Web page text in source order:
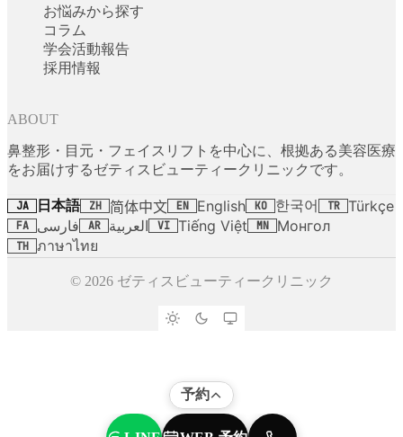
お悩みから探す
コラム
学会活動報告
採用情報
ABOUT
鼻整形・目元・フェイスリフトを中心に、根拠ある美容医療
をお届けするゼティスビューティークリニックです。
JA 日本語 ZH 简体中文 EN English KO 한국어 TR Türkçe
FA فارسی AR العربية VI Tiếng Việt MN Монгол
TH ภาษาไทย
© 2026 ゼティスビューティークリニック
予約